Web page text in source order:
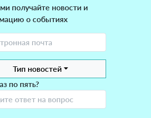
получайте новости и
о событиях
Тип новостей
по пять?